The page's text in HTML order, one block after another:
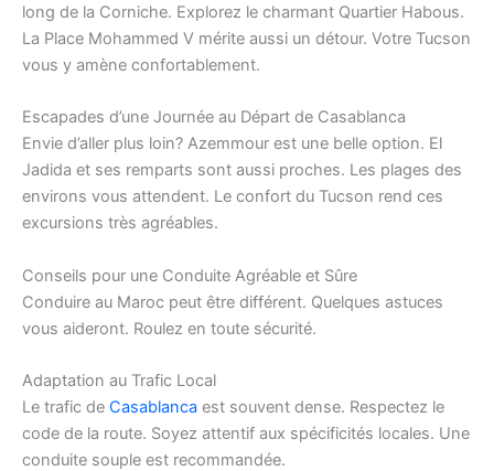
long de la Corniche. Explorez le charmant Quartier Habous.
La Place Mohammed V mérite aussi un détour. Votre Tucson
vous y amène confortablement.
Escapades d’une Journée au Départ de Casablanca
Envie d’aller plus loin? Azemmour est une belle option. El
Jadida et ses remparts sont aussi proches. Les plages des
environs vous attendent. Le confort du Tucson rend ces
excursions très agréables.
Conseils pour une Conduite Agréable et Sûre
Conduire au Maroc peut être différent. Quelques astuces
vous aideront. Roulez en toute sécurité.
Adaptation au Trafic Local
Le trafic de Casablanca est souvent dense. Respectez le
code de la route. Soyez attentif aux spécificités locales. Une
conduite souple est recommandée.